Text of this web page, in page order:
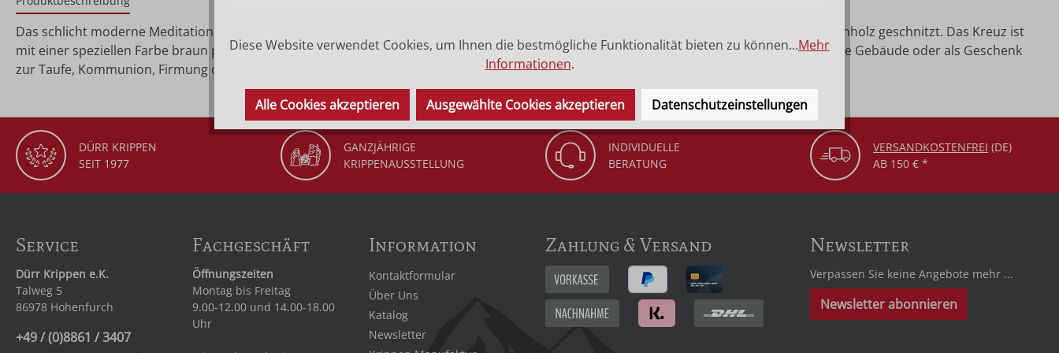
Das schlicht moderne Meditationskreuz ist von Größe 9 cm bis Größe 30 cm aus Bergahornholz geschnitzt, die Größe 45 cm wird aus Lindenholz geschnitzt. Das Kreuz ist
mit einer speziellen Farbe braun patiniert und mit Gold verziert. Das Meditationskreuz ist sehr gut geeignet für Kapellen, Schulen, öffentliche Gebäude oder als Geschenk
zur Taufe, Kommunion, Firmung oder Hochzeit.
DÜRR KRIPPEN
SEIT 1977
GANZJÄHRIGE
KRIPPENAUSSTELLUNG
INDIVIDUELLE
BERATUNG
VERSANDKOSTENFREI (DE)
AB 150 € *
Service
Dürr Krippen e.K.
Talweg 5
86978 Hohenfurch
+49 / (0)8861 / 3407
Fachgeschäft
Öffnungszeiten
Montag bis Freitag
9.00-12.00 und 14.00-18.00
Uhr
Information
Kontaktformular
Über Uns
Katalog
Newsletter
Zahlung & Versand Newsletter
Verpassen Sie keine Angebote mehr ...
Newsletter abonnieren
Diese Website verwendet Cookies, um Ihnen die bestmögliche Funktionalität bieten zu können...Mehr
Informationen.
Alle Cookies akzeptieren Ausgewählte Cookies akzeptieren Datenschutzeinstellungen